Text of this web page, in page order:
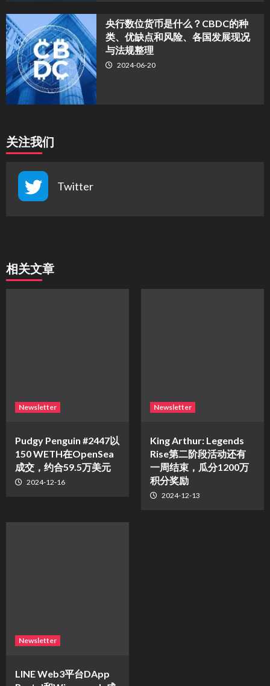
央行数位货币是什么？CBDC的种
类、优缺点和风险、各国发展现况
与法规整理
2024-06-20
关注我们
Twitter
相关文章
Newsletter
Pudgy Penguin #2447以
150 WETH在OpenSea
成交，约合59.5万美元
2024-12-16
Newsletter
King Arthur: Legends
Rise第二阶段活动还有
一周结束，瓜分1200万
积分奖励
2024-12-13
Newsletter
LINE Web3平台DApp